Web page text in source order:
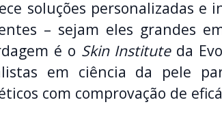
soluções personalizadas e
– sejam eles grandes
é o Skin Instituteda
em ciência da pele
com comprovação de